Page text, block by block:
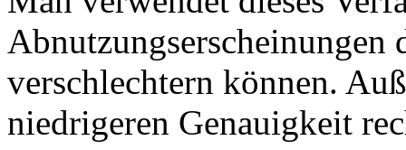
Abnutzungserscheinungen
verschlechtern können.
niedrigeren Genauigkeit